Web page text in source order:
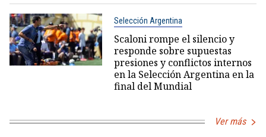
Selección Argentina
Scaloni rompe el silencio y
responde sobre supuestas
presiones y conflictos internos
en la Selección Argentina en la
final del Mundial
Ver más